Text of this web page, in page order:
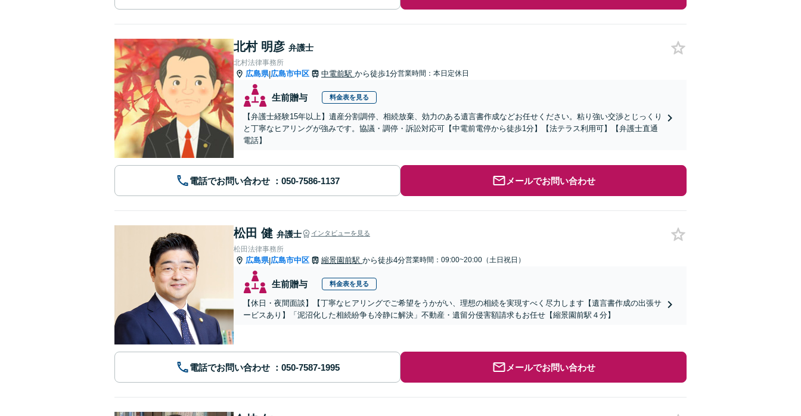
北村 明彦 弁護士
北村法律事務所
広島県|広島市中区 中電前駅 から徒歩1分営業時間：本日定休日
生前贈与 料金表を見る
【弁護士経験15年以上】遺産分割調停、相続放棄、効力のある遺言書作成などお任せください。粘り強い交渉とじっくり
と丁寧なヒアリングが強みです。協議・調停・訴訟対応可【中電前電停から徒歩1分】【法テラス利用可】【弁護士直通
電話】
電話でお問い合わせ メールでお問い合わせ
松田 健 弁護士 インタビューを見る
松田法律事務所
広島県|広島市中区 縮景園前駅 から徒歩4分営業時間：09:00~20:00（土日祝日）
生前贈与 料金表を見る
【休日・夜間面談】【丁寧なヒアリングでご希望をうかがい、理想の相続を実現すべく尽力します【遺言書作成の出張サ
ービスあり】「泥沼化した相続紛争も冷静に解決」不動産・遺留分侵害額請求もお任せ【縮景園前駅４分】
電話でお問い合わせ メールでお問い合わせ